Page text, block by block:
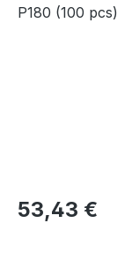
Regulärer Preis:
53,43 €